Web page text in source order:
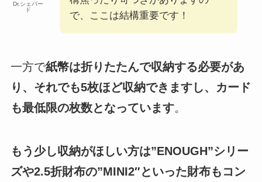
Dr.シェパー
ド
で、ここは結構重要です！
一方で紙幣は折りたたんで収納する必要があ
り、それでも5枚ほど収納できますし、カード
も最低限の枚数となっています。
もう少し収納がほしい方は”ENOUGH”シリー
ズや2.5折財布の”MINI2″といった財布もコン